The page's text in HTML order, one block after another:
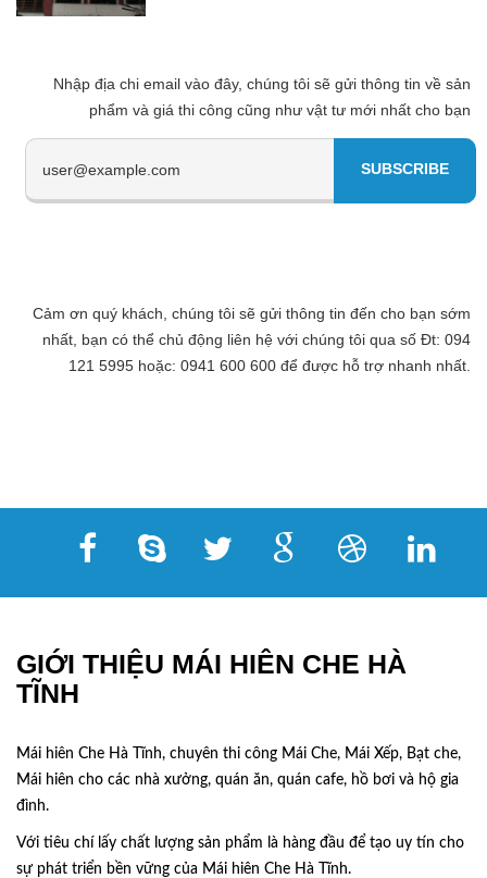
Nhập địa chi email vào đây, chúng tôi sẽ gửi thông tin về sản
phẩm và giá thi công cũng như vật tư mới nhất cho bạn
Cảm ơn quý khách, chúng tôi sẽ gửi thông tin đến cho bạn sớm
nhất, bạn có thể chủ động liên hệ với chúng tôi qua số Đt: 094
121 5995 hoặc: 0941 600 600 để được hỗ trợ nhanh nhất.
GIỚI THIỆU MÁI HIÊN CHE HÀ
TĨNH
Mái hiên Che Hà Tĩnh, chuyên thi công Mái Che, Mái Xếp, Bạt che,
Mái hiên cho các nhà xưởng, quán ăn, quán cafe, hồ bơi và hộ gia
đình.
Với tiêu chí lấy chất lượng sản phẩm là hàng đầu để tạo uy tín cho
sự phát triển bền vững của Mái hiên Che Hà Tĩnh.